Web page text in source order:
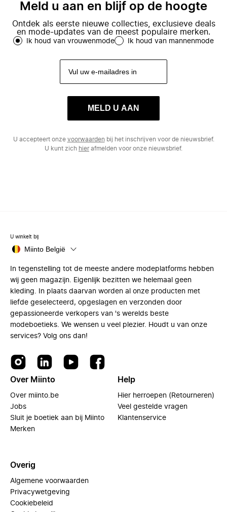
Meld u aan en blijf op de hoogte
Ontdek als eerste nieuwe collecties, exclusieve deals
en mode-updates van de meest populaire merken.
Ik houd van vrouwenmode Ik houd van mannenmode
MELD U AAN
U accepteert onze voorwaarden bij het inschrijven voor de nieuwsbrief.
U kunt zich hierafmelden voor onze nieuwsbrief.
U winkelt bij
Miinto België
In tegenstelling tot de meeste andere modeplatforms hebben
wij geen magazijn. Eigenlijk bezitten we helemaal geen
kleding. In plaats daarvan worden al onze producten met
liefde geselecteerd, opgeslagen en verzonden door
gepassioneerde verkopers van 's werelds beste
modeboetieks. We wensen u veel plezier. Houdt u van onze
services? Volg ons dan!
Over Miinto
Over miinto.be
Jobs
Sluit je boetiek aan bij Miinto
Merken
Help
Hier herroepen (Retourneren)
Veel gestelde vragen
Klantenservice
Overig
Algemene voorwaarden
Privacywetgeving
Cookiebeleid